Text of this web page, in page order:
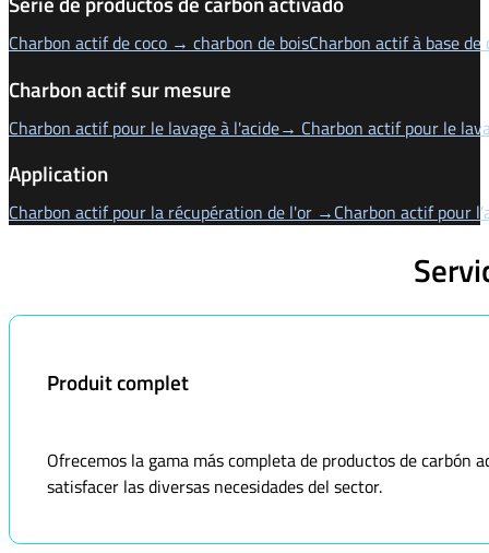
Charbon actif de coco → charbon de boisCharbon actif à base
Charbon actif sur mesure
Charbon actif pour le lavage à l'acide→ Charbon actif pour le
Application
Charbon actif pour la récupération de l'or →Charbon actif pour
Produit complet
Ofrecemos la gama más completa de productos de carbón
satisfacer las diversas necesidades del sector.